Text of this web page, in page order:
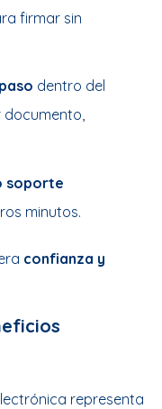
firmar sin
dentro del
documento,
soporte
minutos.
confianza y
representa